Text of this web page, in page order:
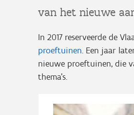
van het nieuwe
In 2017 reserveerde de
proeftuinen. Een jaar
nieuwe proeftuinen, die
thema’s.